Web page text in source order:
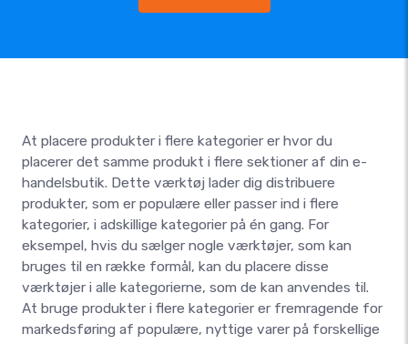
At placere produkter i flere kategorier er hvor du
placerer det samme produkt i flere sektioner af din e-
handelsbutik. Dette værktøj lader dig distribuere
produkter, som er populære eller passer ind i flere
kategorier, i adskillige kategorier på én gang. For
eksempel, hvis du sælger nogle værktøjer, som kan
bruges til en række formål, kan du placere disse
værktøjer i alle kategorierne, som de kan anvendes til.
At bruge produkter i flere kategorier er fremragende for
markedsføring af populære, nyttige varer på forskellige